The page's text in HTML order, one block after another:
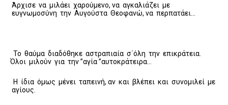
Άρχισε να μιλάει χαρούμενο, να αγκαλιάζει με
ευγνωμοσύνη την Αυγούστα Θεοφανώ, να περπατάει…
Το θαύμα διαδόθηκε αστραπιαία σ΄όλη την επικράτεια.
Όλοι μιλούν για την ”αγία ”αυτοκράτειρα…
Η ίδια όμως μένει ταπεινή, αν και βλέπει και συνομιλεί με
αγίους.